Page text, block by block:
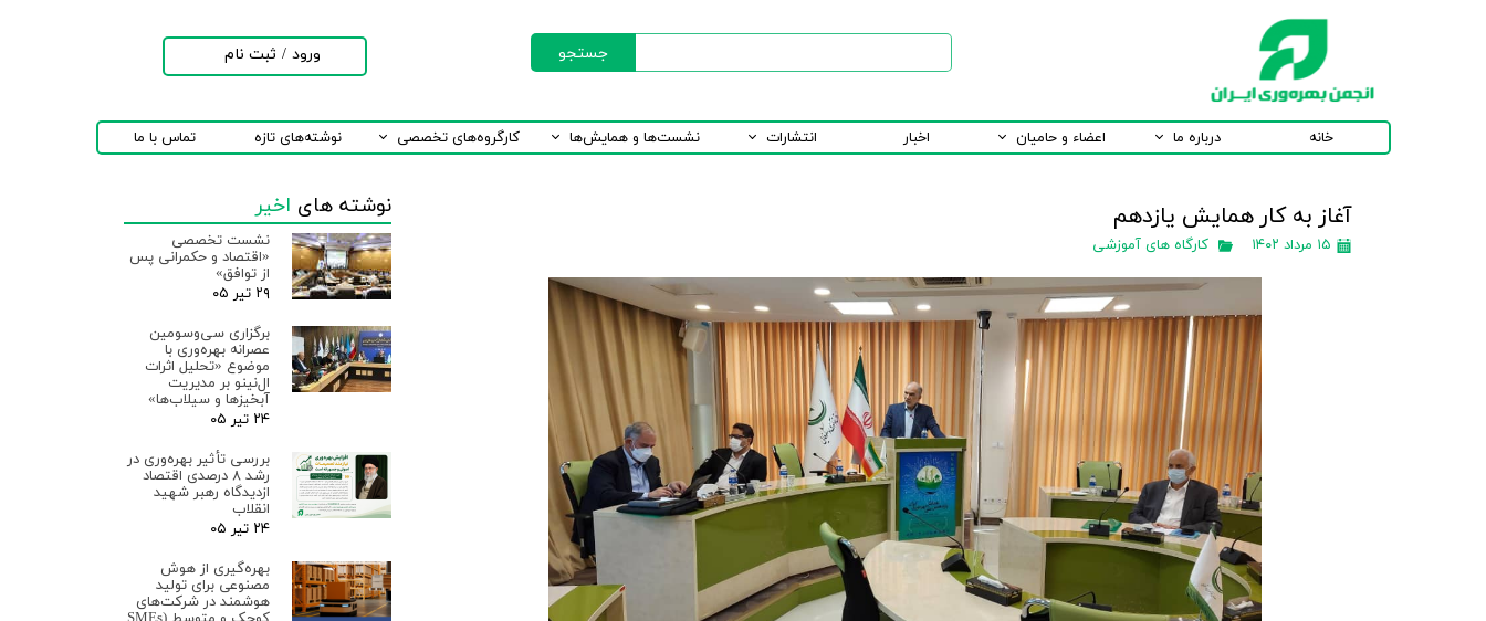
خانه درباره ما اعضاء و حامیان اخبار انتشارات نشست‌ها و همایش‌ها کارگروه‌های تخصصی نوشته‌های تازه تماس با ما
جستجو ورود / ثبت نام
تغییر گذر واژه
خروج از حساب
کاربری
آغاز به کار همایش یازدهم
۱۵ مرداد ۱۴۰۲ کارگاه های آموزشی
نوشته های اخیر
نشست تخصصی
«اقتصاد و حکمرانی پس
از توافق»
۲۹ تیر ۰۵
برگزاری سی‌وسومین
عصرانه بهره‌وری با
موضوع «تحلیل اثرات
ال‌نینو بر مدیریت
آبخیزها و سیلاب‌ها»
۲۴ تیر ۰۵
بررسی تأثیر بهره‌وری در
رشد ۸ درصدی اقتصاد
ازدیدگاه رهبر شهید
انقلاب
۲۴ تیر ۰۵
بهره‌گیری از هوش
مصنوعی برای تولید
هوشمند در شرکت‌های